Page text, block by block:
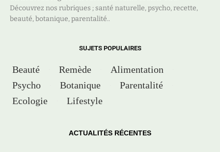
Découvrez nos rubriques ; santé naturelle, psycho, recette,
beauté, botanique, parentalité..
SUJETS POPULAIRES
Beauté Remède
Alimentation
Psycho
Botanique
Parentalité
Ecologie
Lifestyle
ACTUALITÉS RÉCENTES